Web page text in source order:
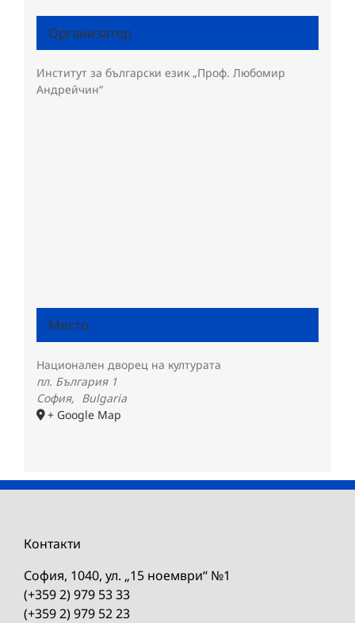
Организатор
Институт за български език „Проф. Любомир
Андрейчин“
Място
Национален дворец на културата
пл. България 1
София, Bulgaria
+ Google Map
Контакти
София, 1040, ул. „15 ноември“ №1
(+359 2) 979 53 33
(+359 2) 979 52 23